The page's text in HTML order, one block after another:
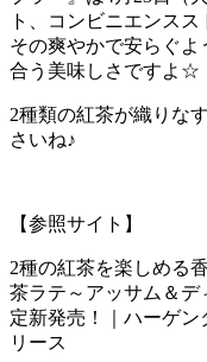
ト、コンビニエンス
その爽やかで安らぐ
合う美味しさですよ☆
2種類の紅茶が織りな
さいね♪
【参照サイト】
2種の紅茶を楽しめる
茶ラテ～アッサム＆デ
定新発売！｜ハーゲン
リース